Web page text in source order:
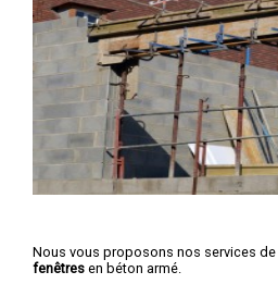
Nous vous proposons nos services de
fenêtres en béton armé.